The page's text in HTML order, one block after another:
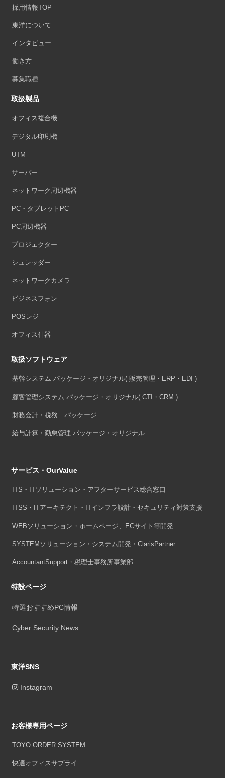
採用情報TOP
東洋について
インタビュー
働き方
募集職種
取扱製品
オフィス複合機
デジタル印刷機
UTM
サーバー
ネットワーク周辺機器
PC・タブレットPC
PC周辺機器
プロジェクター
シュレッダー
ネットワークカメラ
ビジネスフォン
POSレジ
オフィス什器
取扱ソフトウェア
基幹システム パッケージ・オリジナル( 販売管理・ERP・EDI )
顧客管理システム パッケージ・オリジナル( CTI・CRM )
財務会計・税務 パッケージ
給与計算・勤怠管理 パッケージ・オリジナル
サービス・OurValue
ITS・ITソリューション・アフターサービス総合窓口
ITSS・ITアーキテクト・ITインフラ設計・セキュリティ対策支援
WEBソリューション・ホームページ、ECサイト等開発
SYSTEMソリューション・システム開発・ClarisPartner
AccountantSupport・税理士事務所事業部
特設ページ
特選おすすめPC情報
Cyber Security News
東洋SNS
Instagram
お客様専用ページ
TOYO ORDER SYSTEM
快適オフィスサプライ